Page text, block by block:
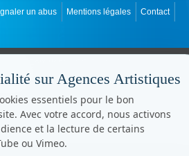
un abus Mentions légales
Contact
Tous droits réservés
www.cccom.fr
sur Agences Artistiques
essentiels pour le bon
Avec votre accord, nous activons
et la lecture de certains
ou Vimeo.